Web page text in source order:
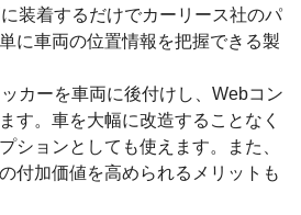
装着するだけでカーリース社のパ
に車両の位置情報を把握できる製
カーを車両に後付けし、Webコン
す。車を大幅に改造することなく
ションとしても使えます。また、
付加価値を高められるメリットも